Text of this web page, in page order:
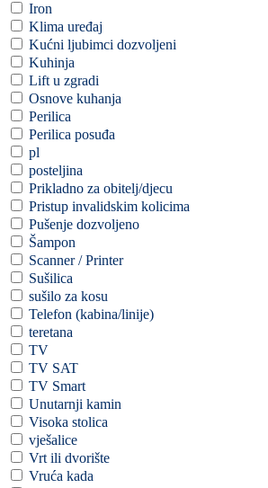
Iron
Klima uređaj
Kućni ljubimci dozvoljeni
Kuhinja
Lift u zgradi
Osnove kuhanja
Perilica
Perilica posuđa
pl
posteljina
Prikladno za obitelj/djecu
Pristup invalidskim kolicima
Pušenje dozvoljeno
Šampon
Scanner / Printer
Sušilica
sušilo za kosu
Telefon (kabina/linije)
teretana
TV
TV SAT
TV Smart
Unutarnji kamin
Visoka stolica
vješalice
Vrt ili dvorište
Vruća kada